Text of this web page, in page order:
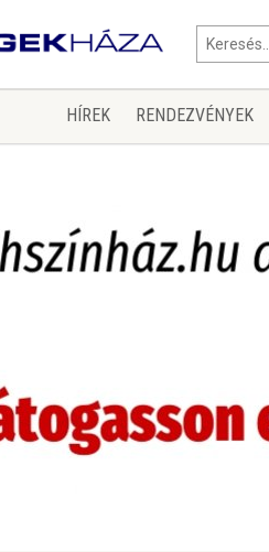
HÍREK RENDEZVÉNYEK